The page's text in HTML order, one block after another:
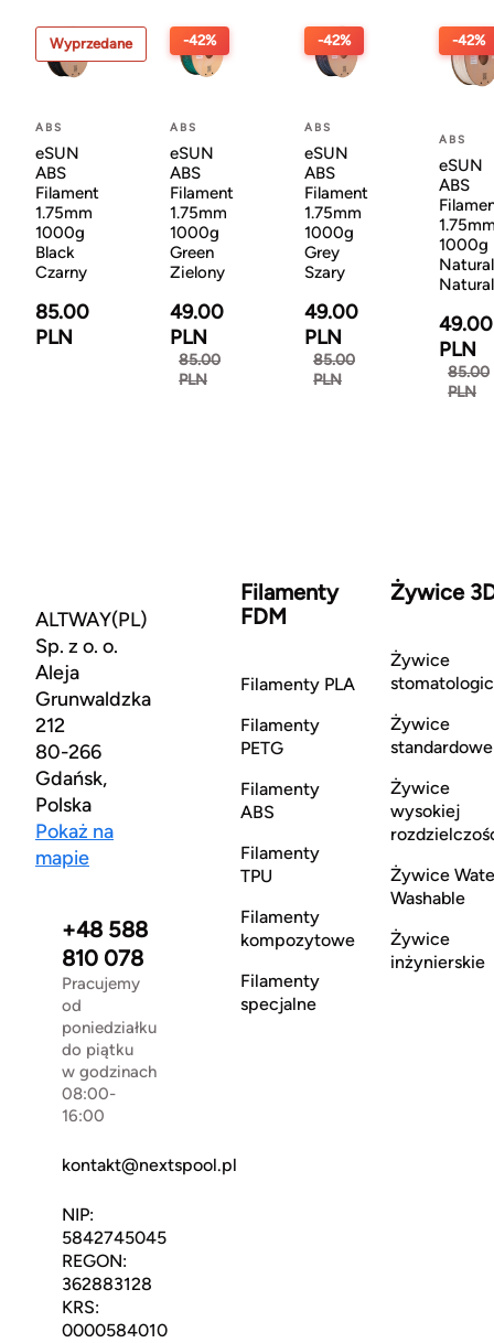
Wyprzedane
ABS
eSUN
ABS
Filament
1.75mm
1000g
Black
Czarny
85.00
PLN
-42%
ABS
eSUN
ABS
Filament
1.75mm
1000g
Green
Zielony
49.00
PLN
85.00
PLN
-42%
ABS
eSUN
ABS
Filament
1.75mm
1000g
Grey
Szary
49.00
PLN
85.00
PLN
-42%
ABS
eSUN
ABS
1000g
Natural
49.00
PLN
85.00
PLN
ALTWAY(PL)
Sp. z o. o.
Aleja
Grunwaldzka
212
80-266
Gdańsk,
Polska
Pokaż na
mapie
+48 588
810 078
Pracujemy
od
poniedziałku
do piątku
w godzinach
08:00-
16:00
kontakt@nextspool.pl
NIP:
5842745045
REGON:
362883128
KRS:
0000584010
Filamenty
FDM
Filamenty PLA
Filamenty
PETG
Filamenty
ABS
Filamenty
TPU
Filamenty
kompozytowe
Filamenty
specjalne
Żywice
Żywice
Żywice
standardowe
Żywice
wysokiej
Żywice
Washable
Żywice
inżynierskie